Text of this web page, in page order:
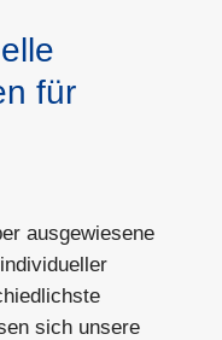
für
ausgewiesene
sich unsere